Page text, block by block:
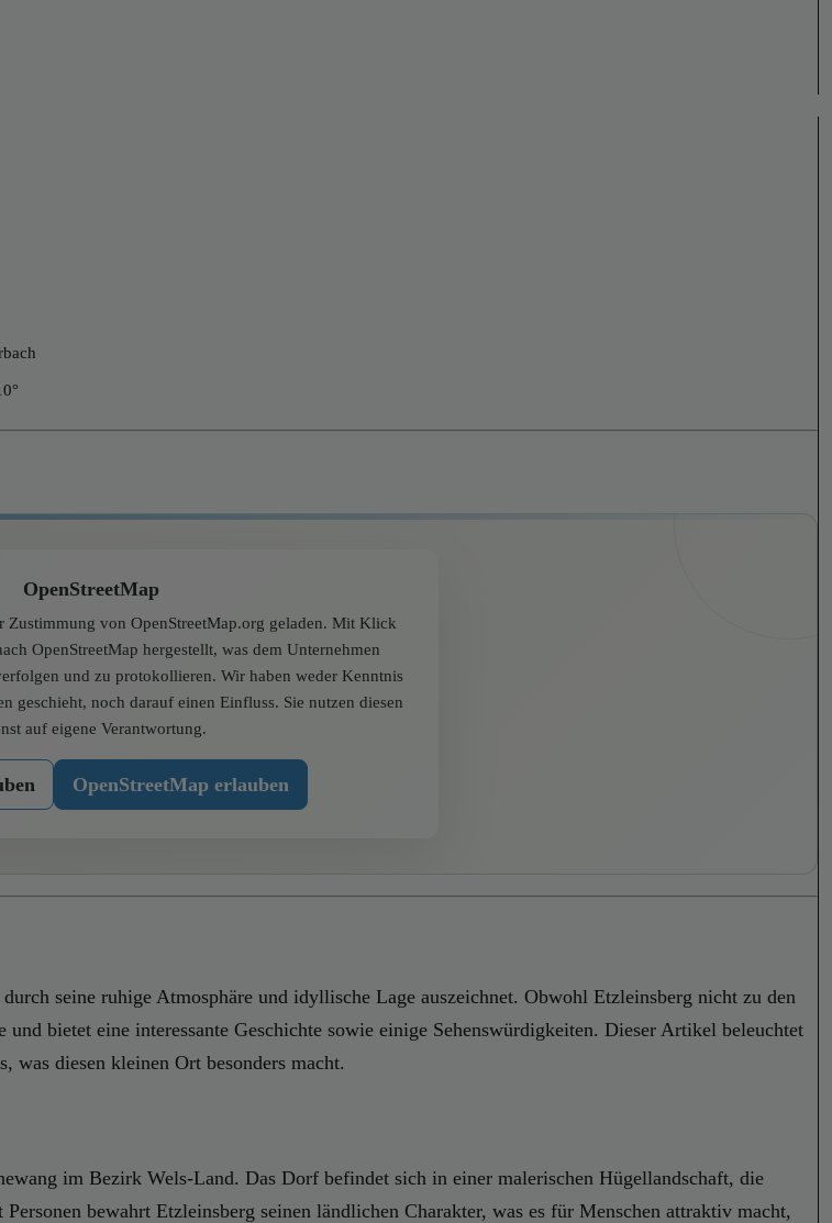
OpenStreetMap
Zustimmung von OpenStreetMap.org geladen. Mit Klick
OpenStreetMap hergestellt, was dem Unternehmen
und zu protokollieren. Wir haben weder Kenntnis
geschieht, noch darauf einen Einfluss. Sie nutzen diesen
auf eigene Verantwortung.
OpenStreetMap erlauben
seine ruhige Atmosphäre und idyllische Lage auszeichnet. Obwohl Etzleinsberg nicht zu den
bietet eine interessante Geschichte sowie einige Sehenswürdigkeiten. Dieser Artikel beleuchtet
diesen kleinen Ort besonders macht.
im Bezirk Wels-Land. Das Dorf befindet sich in einer malerischen Hügellandschaft, die
bewahrt Etzleinsberg seinen ländlichen Charakter, was es für Menschen attraktiv macht,